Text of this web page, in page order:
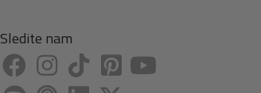
Sledite nam